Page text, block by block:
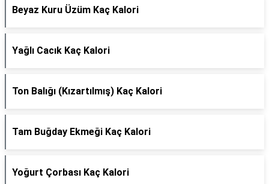
Beyaz Kuru Üzüm Kaç Kalori
Yağlı Cacık Kaç Kalori
Ton Balığı (Kızartılmış) Kaç Kalori
Tam Buğday Ekmeği Kaç Kalori
Yoğurt Çorbası Kaç Kalori